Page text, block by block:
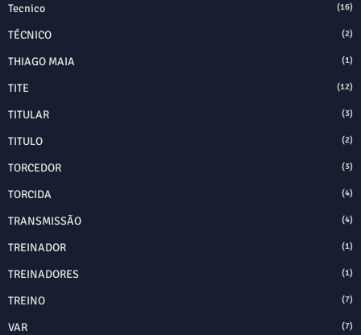
Tecnico (16)
TÉCNICO (2)
THIAGO MAIA (1)
TITE (12)
TITULAR (3)
TITULO (2)
TORCEDOR (3)
TORCIDA (4)
TRANSMISSÃO (4)
TREINADOR (1)
TREINADORES (1)
TREINO (7)
VAR (7)